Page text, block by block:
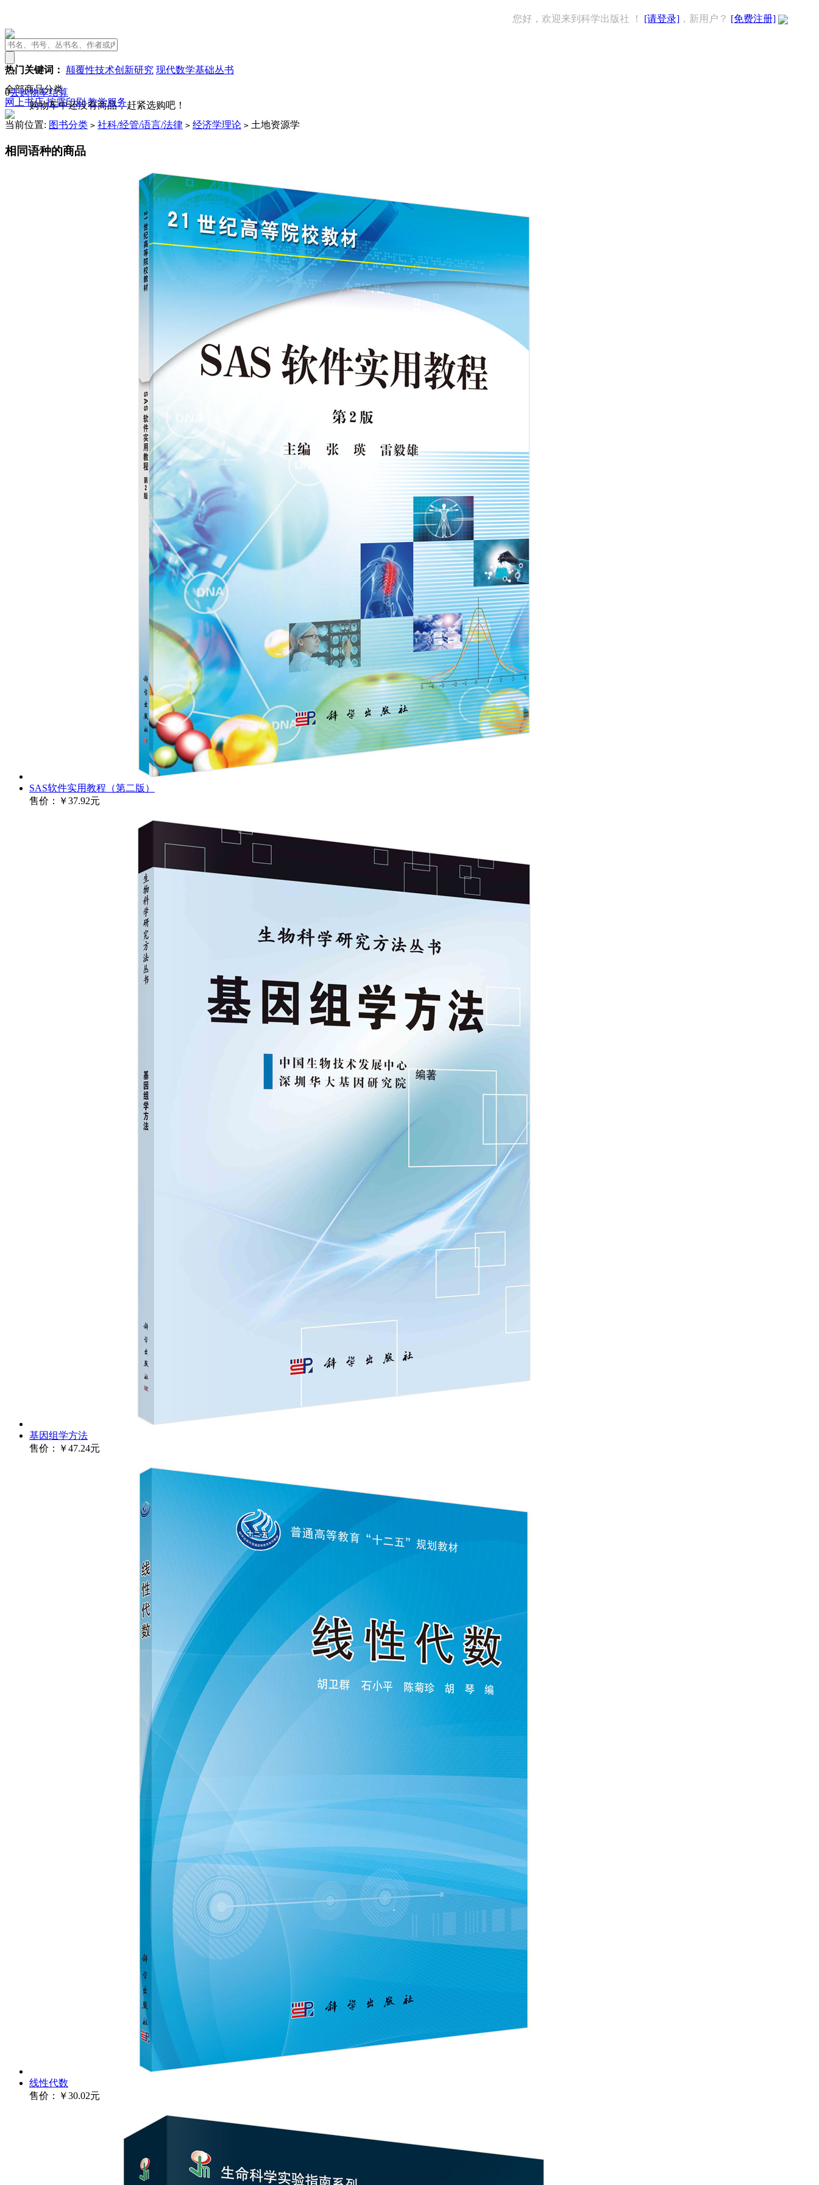
您好，欢迎来到科学出版社 ！ [请登录] ，新用户？ [免费注册]
热门关键词： 颠覆性技术创新研究 现代数学基础丛书
0去购物车结算
购物车中还没有商品，赶紧选购吧！
全部商品分类
网上书店按需印刷 教学服务
当前位置: 图书分类 > 社科/经管/语言/法律 > 经济学理论 > 土地资源学
相同语种的商品
SAS软件实用教程（第二版）
售价：
￥37.92元
基因组学方法
售价：
￥47.24元
线性代数
售价：
￥30.02元